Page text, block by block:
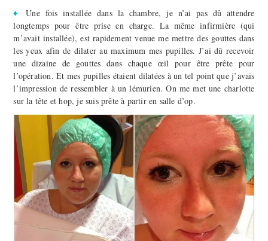
♦
Une fois installée dans la chambre, je n’ai pas dû attendre
longtemps pour être prise en charge. La même infirmière (qui
m’avait installée), est rapidement venue me mettre des gouttes dans
les yeux afin de dilater au maximum mes pupilles. J’ai dû recevoir
une dizaine de gouttes dans chaque œil pour être prête pour
l’opération. Et mes pupilles étaient dilatées à un tel point que j’avais
l’impression de ressembler à un lémurien. On me met une charlotte
sur la tête et hop, je suis prête à partir en salle d’op.